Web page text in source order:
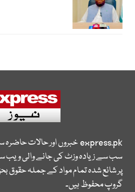
express.pkخبروں اور حالات
سب سے زیادہ وزٹ کی جانے والی
پر شائع شدہ تمام مواد کے جملہ حقوق
گروپ محفوظ ہیں۔